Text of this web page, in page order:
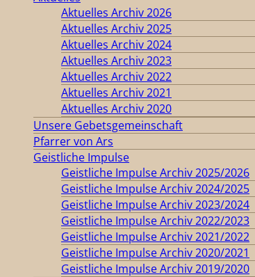
Aktuelles Archiv 2026
Aktuelles Archiv 2025
Aktuelles Archiv 2024
Aktuelles Archiv 2023
Aktuelles Archiv 2022
Aktuelles Archiv 2021
Aktuelles Archiv 2020
Unsere Gebetsgemeinschaft
Pfarrer von Ars
Geistliche Impulse
Geistliche Impulse Archiv 2025/2026
Geistliche Impulse Archiv 2024/2025
Geistliche Impulse Archiv 2023/2024
Geistliche Impulse Archiv 2022/2023
Geistliche Impulse Archiv 2021/2022
Geistliche Impulse Archiv 2020/2021
Geistliche Impulse Archiv 2019/2020